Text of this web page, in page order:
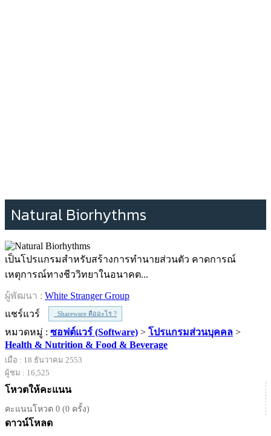
Natural Biorhythms
เป็นโปรแกรมสำหรับสร้างการทำนายส่วนตัว คาดการณ์
เหตุการณ์ทางชีววิทยาในอนาคต...
ผู้พัฒนา : White Stranger Group
แชร์แวร์
Shareware คืออะไร ?
หมวดหมู่ : ซอฟต์แวร์ (Software) > โปรแกรมส่วนบุคคล >
Health & Nutrition & Food & Beverage
เมื่อ : 18 ธันวาคม 2553
ผู้ชม : 16,525
โหวตให้คะแนน
คะแนนโหวต 0 (0 ครั้ง)
ดาวน์โหลด